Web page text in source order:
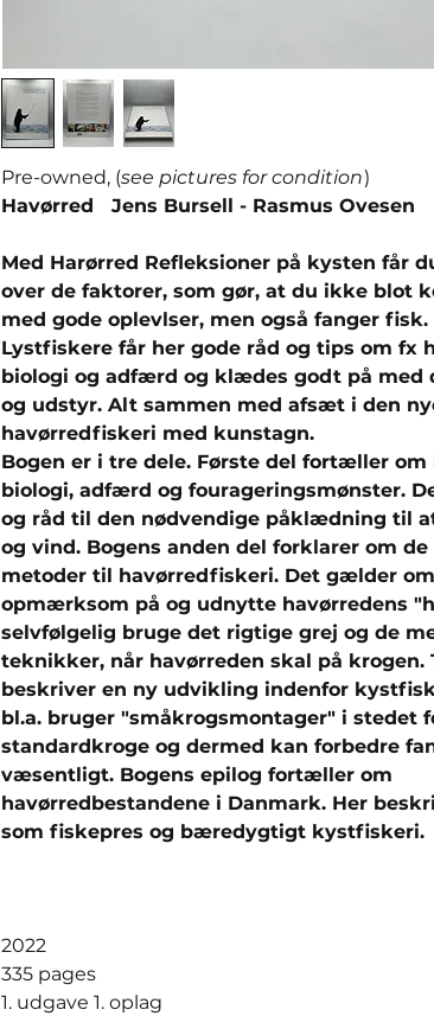
Pre-owned, (see pictures for condition)
Havørred Jens Bursell - Rasmus Ovesen
Med Harørred Refleksioner på kysten får
over de faktorer, som gør, at du ikke blot
med gode oplevlser, men også fanger fisk.
Lystfiskere får her gode råd og tips om fx
biologi og adfærd og klædes godt på med
og udstyr. Alt sammen med afsæt i den
havørredfiskeri med kunstagn.
Bogen er i tre dele. Første del fortæller om
biologi, adfærd og fourageringsmønster.
og råd til den nødvendige påklædning til
og vind. Bogens anden del forklarer om
metoder til havørredfiskeri. Det gælder
opmærksom på og udnytte havørredens
selvfølgelig bruge det rigtige grej og de
teknikker, når havørreden skal på krogen.
beskriver en ny udvikling indenfor
bl.a. bruger "småkrogsmontager" i stedet
standardkroge og dermed kan forbedre
væsentligt. Bogens epilog fortæller om
havørredbestandene i Danmark. Her
som fiskepres og bæredygtigt kystfiskeri.
2022
335 pages
1. udgave 1. oplag